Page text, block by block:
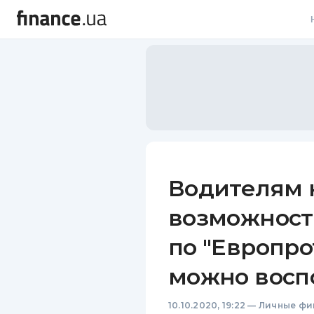
Водителям
по
можно
10.10.2020, 19:22 — Личные